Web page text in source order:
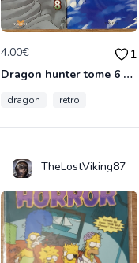
4.00€ 1
Dragon hunter tome 6 et 8
dragon retro
TheLostViking87